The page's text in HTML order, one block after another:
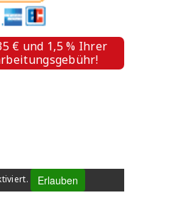
€ und 1,5 % Ihrer
Erlauben